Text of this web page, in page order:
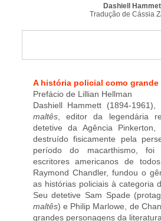
Dashiell
Tradução de Cássia
A história policial como grande
Prefácio de Lillian Hellman
Dashiell Hammett (1894-
maltês, editor da legendária
detetive da Agência
destruído fisicamente pela
período do macarthismo,
escritores americanos de
Raymond Chandler, fundou o
as histórias policiais à categoria
Seu detetive Sam Spade
maltês) e Philip Marlowe, de
grandes personagens da